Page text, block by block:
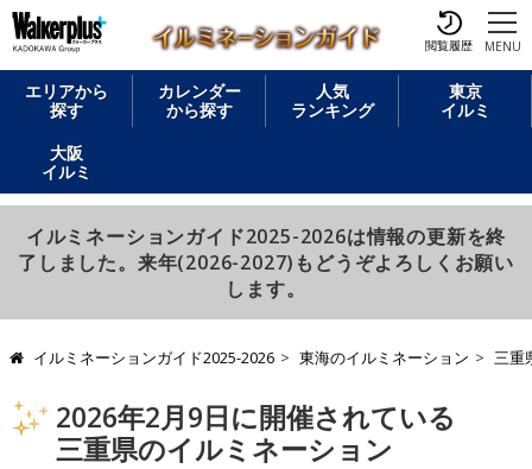
閲覧履歴 MENU
エリアから
探す
カレンダー
から探す
人気
ランキング
東京
イルミ
大阪
イルミ
イルミネーションガイド2025-2026は情報の更新を終
了しました。来年(2026-2027)もどうぞよろしくお願い
します。
イルミネーションガイド2025-2026 東海のイルミネーション 三重
2026年2月9日に開催されている
三重県のイルミネーション